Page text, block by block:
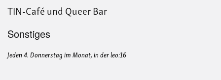
TIN-Café und Queer Bar
Sonstiges
Jeden 4. Donnerstag im Monat, in der leo:16